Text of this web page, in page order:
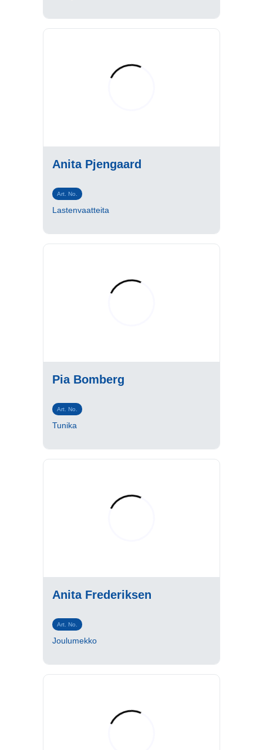
Anita Pjengaard
Art. No.
Lastenvaatteita
Pia Bomberg
Art. No.
Tunika
Anita Frederiksen
Art. No.
Joulumekko